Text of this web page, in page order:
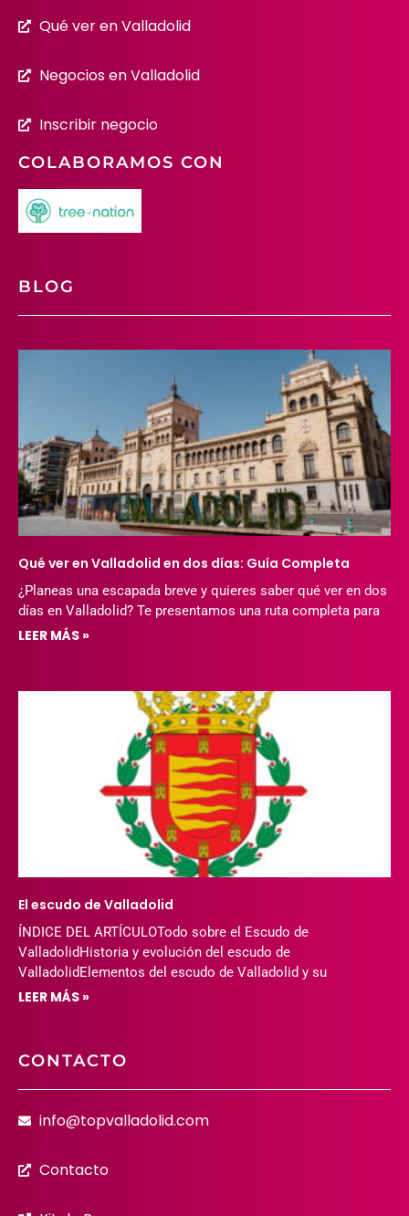
Qué ver en Valladolid
Negocios en Valladolid
Inscribir negocio
COLABORAMOS CON
BLOG
Qué ver en Valladolid en dos días: Guía Completa
¿Planeas una escapada breve y quieres saber qué ver en dos
días en Valladolid? Te presentamos una ruta completa para
LEER MÁS »
El escudo de Valladolid
ÍNDICE DEL ARTÍCULOTodo sobre el Escudo de
ValladolidHistoria y evolución del escudo de
ValladolidElementos del escudo de Valladolid y su
LEER MÁS »
CONTACTO
info@topvalladolid.com
Contacto